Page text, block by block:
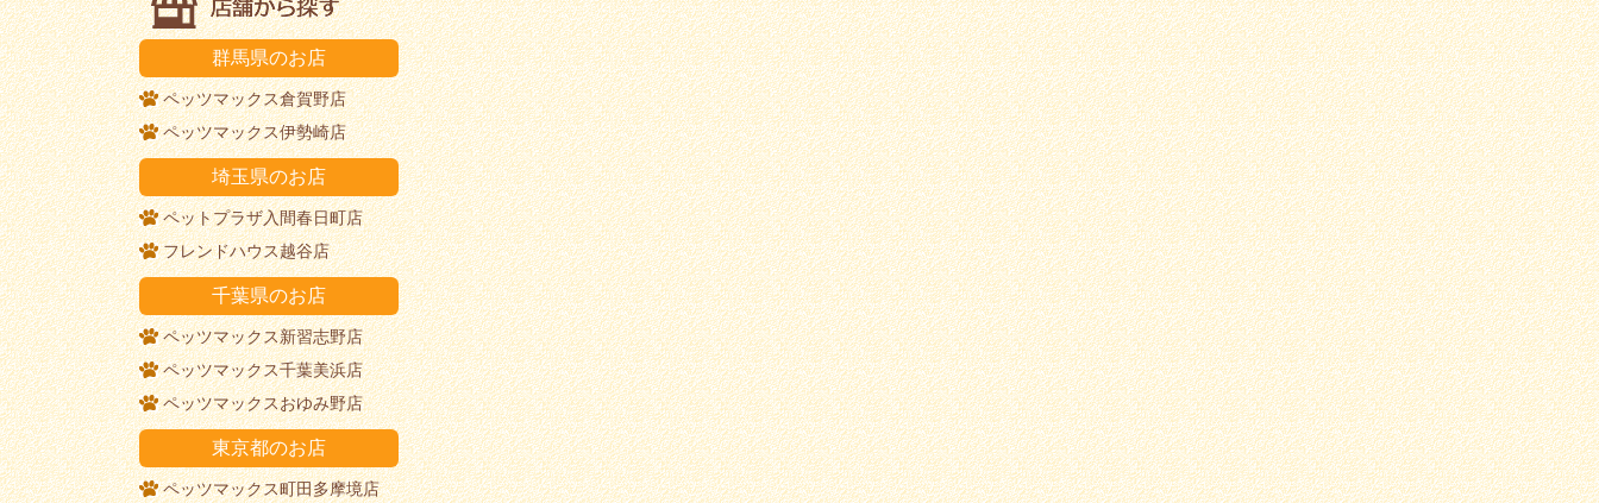
群馬県のお店
ペッツマックス倉賀野店
ペッツマックス伊勢崎店
埼玉県のお店
ペットプラザ入間春日町店
フレンドハウス越谷店
千葉県のお店
ペッツマックス新習志野店
ペッツマックス千葉美浜店
ペッツマックスおゆみ野店
東京都のお店
ペッツマックス町田多摩境店